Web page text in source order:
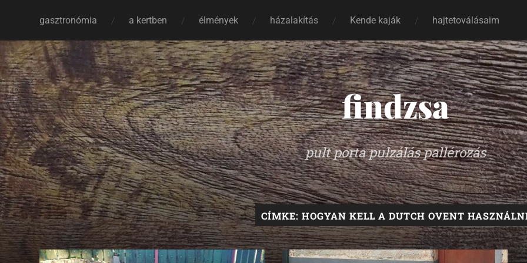
gasztronómia a kertben élmények házalakítás Kende kaják hajtetoválásaim
findzsa
pult porta pulzálás pallérozás
CÍMKE: HOGYAN KELL A DUTCH OVENT